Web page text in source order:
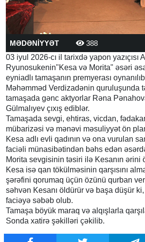
MƏDƏNİYYƏT 388
03 iyul 2026-cı il tarixdə yapon yazıçısı
Ryunosukenin"Kesa və Morita" əsəri
eyniadlı tamaşanın premyerası
Məhəmməd Verdizadənin quruluşunda
tamaşada gənc aktyorlar Rəna
Gülmalıyev çıxış ediblər.
Tamaşada sevgi, ehtiras, vicdan,
mübarizəsi və mənəvi məsuliyyət ön
Kesa adlı evli qadının və ona vurulan
faciəli münasibətindən bəhs edən
Morita sevgisinin təsiri ilə Kesanın ərini
Kesa isə qan tökülməsinin qarşısını
şərəfini qorumaq üçün özünü qurban
səhvən Kesanı öldürür və başa düşür
faciəyə səbəb olub.
Tamaşa böyük maraq və alqışlarla
Sonda xatirə şəkilləri çəkilib.